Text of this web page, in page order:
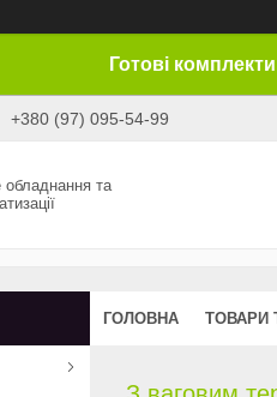
Готові
+380 (97) 095-54-99
обладнання та
ГОЛОВНА ТОВАРИ